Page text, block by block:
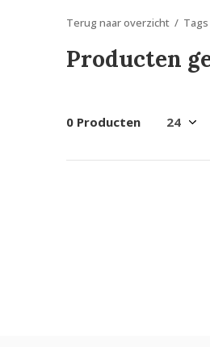
Terug naar overzicht Tags
Producten
0 Producten